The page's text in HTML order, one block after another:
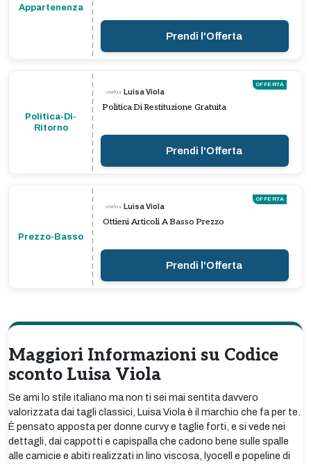
Appartenenza
Prendi l'Offerta
Politica-Di-
Ritorno
OFFERTA
Luisa Viola
Politica Di Restituzione Gratuita
Prendi l'Offerta
Prezzo-Basso
OFFERTA
Luisa Viola
Ottieni Articoli A Basso Prezzo
Prendi l'Offerta
Maggiori Informazioni su Codice
sconto Luisa Viola
Se ami lo stile italiano ma non ti sei mai sentita davvero
valorizzata dai tagli classici, Luisa Viola è il marchio che fa per te.
È pensato apposta per donne curvy e taglie forti, e si vede nei
dettagli, dai cappotti e capispalla che cadono bene sulle spalle
alle camicie e abiti realizzati in lino viscosa, lyocell e popeline di